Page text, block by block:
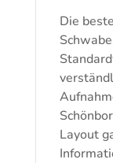
Die
Layout